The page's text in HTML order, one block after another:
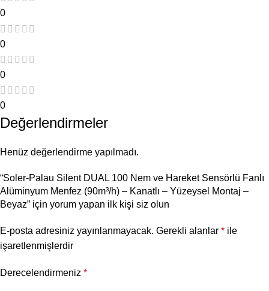
0
0
0
0
Değerlendirmeler
Henüz değerlendirme yapılmadı.
“Soler-Palau Silent DUAL 100 Nem ve Hareket Sensörlü Fanlı
Alüminyum Menfez (90m³/h) – Kanatlı – Yüzeysel Montaj –
Beyaz” için yorum yapan ilk kişi siz olun
E-posta adresiniz yayınlanmayacak. Gerekli alanlar * ile
işaretlenmişlerdir
Derecelendirmeniz *